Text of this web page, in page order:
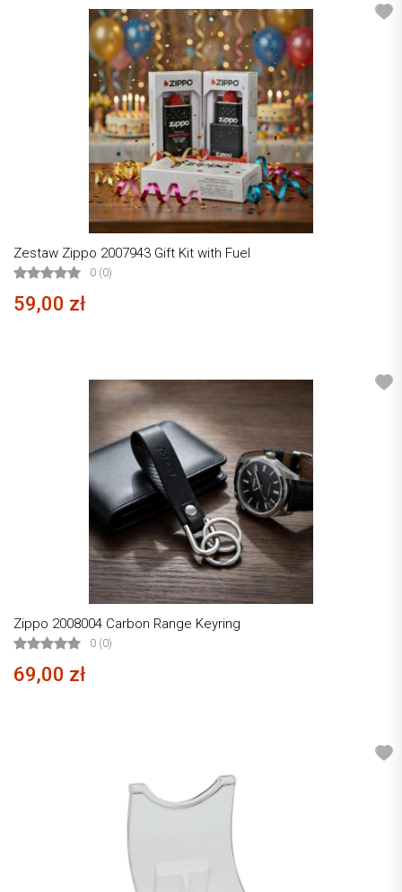
Zestaw Zippo 2007943 Gift Kit with Fuel
0 (0)
59,00 zł
Zippo 2008004 Carbon Range Keyring
0 (0)
69,00 zł